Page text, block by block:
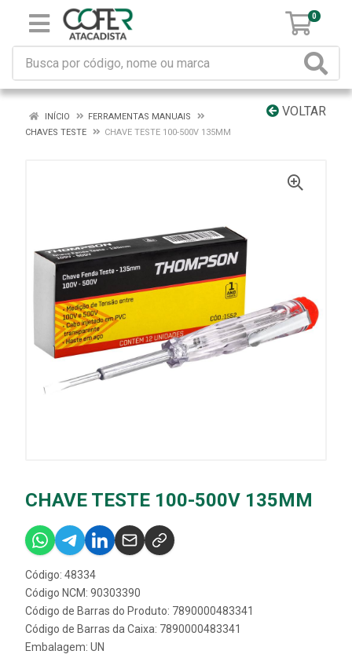
0
VOLTAR
INÍCIO
FERRAMENTAS MANUAIS
CHAVES TESTE
CHAVE TESTE 100-500V 135MM
CHAVE TESTE 100-500V 135MM
Código: 48334
Código NCM: 90303390
Código de Barras do Produto: 7890000483341
Código de Barras da Caixa: 7890000483341
Embalagem: UN